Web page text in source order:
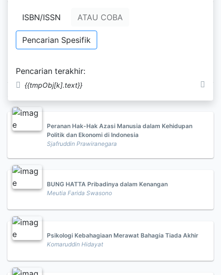
ISBN/ISSN ATAU COBA
Pencarian Spesifik
Pencarian terakhir:
{{tmpObj[k].text}}
Mohon dicoba kembali
Hasil Pencarian
Ditemukan0dari pencarian Anda melalui kata kunci:
Peranan Hak-Hak Azasi Manusia dalam Kehidupan
Politik dan Ekonomi di Indonesia
Sjafruddin Prawiranegara
BUNG HATTA Pribadinya dalam Kenangan
Meutia Farida Swasono
Psikologi Kebahagiaan Merawat Bahagia Tiada Akhir
Komaruddin Hidayat